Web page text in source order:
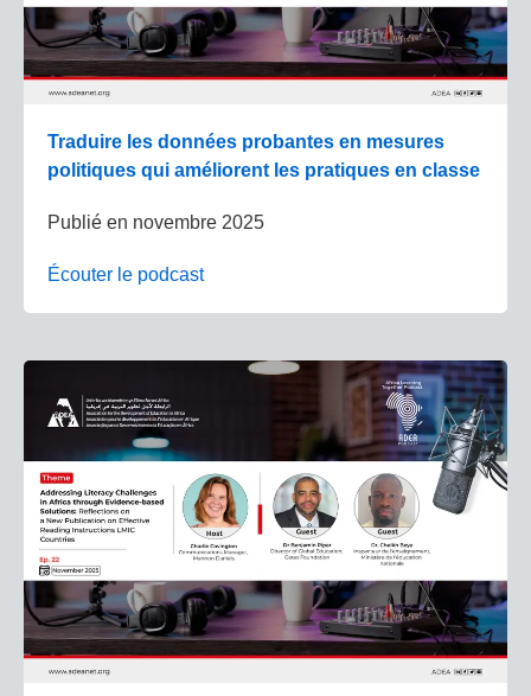
Traduire les données probantes en mesures
politiques qui améliorent les pratiques en classe
Publié en novembre 2025
Écouter le podcast